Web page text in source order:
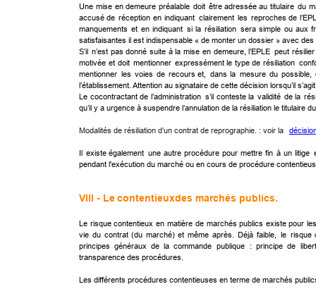
Une mise en demeure préalable doit être adressée au titulaire du
accusé de réception en indiquant clairement les reproches de
manquements et en indiquant si la résiliation sera simple ou aux
satisfaisantes il est indispensable « de monter un dossier » avec
S’il n’est pas donné suite à la mise en demeure, l’EPLE peut résilier
motivée et doit mentionner expressément le type de résiliation
mentionner les voies de recours et, dans la mesure du possible,
l’établissement. Attention au signataire de cette décision lorsqu’il
Le cocontractant de l’administration s’il conteste la validité de la
qu’il y a urgence à suspendre l’annulation de la résiliation le
Modalités de résiliation d’un contrat de reprographie. : voir la
Il existe également une autre procédure pour mettre fin à un litige
pendant l'exécution du marché ou en cours de procédure
VIII - Le contentieux des marchés publics.
Le risque contentieux en matière de marchés publics existe pour les
vie du contrat (du marché) et même après. Déjà faible, le risque
principes généraux de la commande publique : principe de
transparence des procédures.
Les différents procédures contentieuses en terme de marchés